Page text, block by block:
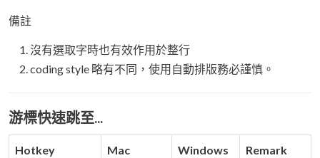
備註
沒有選取字時也有效作用於整行
coding style 略有不同，使用自動排版務必謹慎。
游標快速跳至...
Hotkey Mac Windows Remark